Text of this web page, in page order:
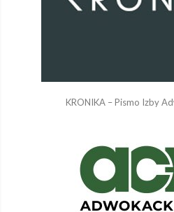
KRONIKA – Pismo Izby